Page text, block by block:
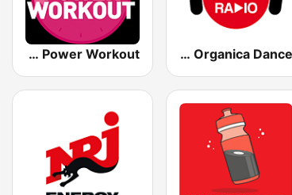
Ibiza Organica Dance
RT1 Power Workout